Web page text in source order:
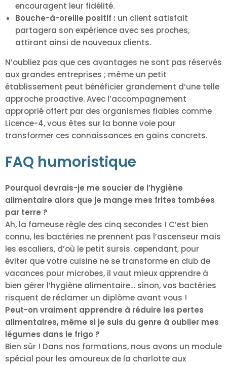
encouragent leur fidélité.
Bouche-à-oreille positif : un client satisfait
partagera son expérience avec ses proches,
attirant ainsi de nouveaux clients.
N’oubliez pas que ces avantages ne sont pas réservés
aux grandes entreprises ; même un petit
établissement peut bénéficier grandement d’une telle
approche proactive. Avec l’accompagnement
approprié offert par des organismes fiables comme
Licence-4, vous êtes sur la bonne voie pour
transformer ces connaissances en gains concrets.
FAQ humoristique
Pourquoi devrais-je me soucier de l’hygiène
alimentaire alors que je mange mes frites tombées
par terre ?
Ah, la fameuse règle des cinq secondes ! C’est bien
connu, les bactéries ne prennent pas l’ascenseur mais
les escaliers, d’où le petit sursis. cependant, pour
éviter que votre cuisine ne se transforme en club de
vacances pour microbes, il vaut mieux apprendre à
bien gérer l’hygiène alimentaire… sinon, vos bactéries
risquent de réclamer un diplôme avant vous !
Peut-on vraiment apprendre à réduire les pertes
alimentaires, même si je suis du genre à oublier mes
légumes dans le frigo ?
Bien sûr ! Dans nos formations, nous avons un module
spécial pour les amoureux de la charlotte aux